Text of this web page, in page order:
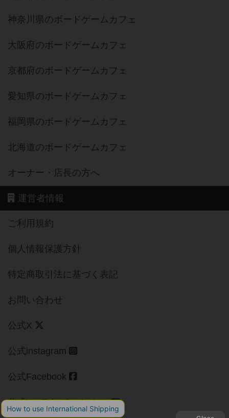
神奈川県のボードゲームカフェ
大阪府のボードゲームカフェ
京都府のボードゲームカフェ
愛知県のボードゲームカフェ
福岡県のボードゲームカフェ
北海道のボードゲームカフェ
オーナー・店長の方へ
運営者情報
ご利用規約
個人情報保護方針
特定商取引法に基づく表記
お問い合わせ
公式X
公式instagram
公式Facebook
公式YouTubeチャンネル